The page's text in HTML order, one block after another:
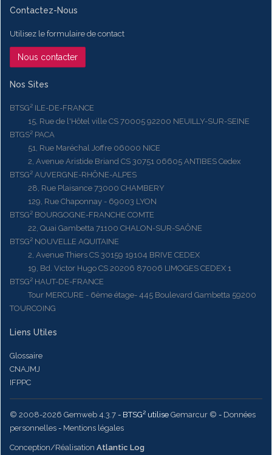
Contactez-Nous
Utilisez le formulaire de contact
Nous contacter
Nos Sites
BTSG² ILE-DE-FRANCE
15, Rue de l'Hôtel ville CS 70005 92200 NEUILLY-SUR-SEINE
BTGS² PACA
51, Rue Maréchal Joffre 06000 NICE
2, Avenue Aristide Briand CS 30751 06605 ANTIBES Cedex
BTSG² AUVERGNE-RHÔNE-ALPES
28, Rue Plaisance 73000 CHAMBERY
129, Rue Chaponnay - 69003 LYON
BTSG² BOURGOGNE-FRANCHE COMTE
22, Quai Gambetta 71100 CHALON-SUR-SAÔNE
BTSG² NOUVELLE AQUITAINE
2, Avenue Thiers CS 30159 19104 BRIVE CEDEX
19, Bd. Victor Hugo CS 20206 87006 LIMOGES CEDEX 1
BTSG² HAUT-DE-FRANCE
Tour MERCURE - 6ème étage- 445 Boulevard Gambetta 59200
TOURCOING
Liens Utiles
Glossaire
CNAJMJ
IFPPC
© 2008-2026 Gemweb 4.3.7 - BTSG² utilise Gemarcur © - Données
personnelles - Mentions légales
Conception/Réalisation Atlantic Log